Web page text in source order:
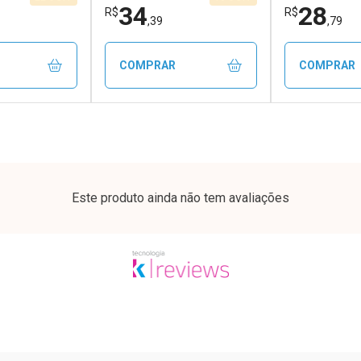
R$34,39
COMPRAR
R$28,79
COMPRAR
Este produto ainda não tem avaliações